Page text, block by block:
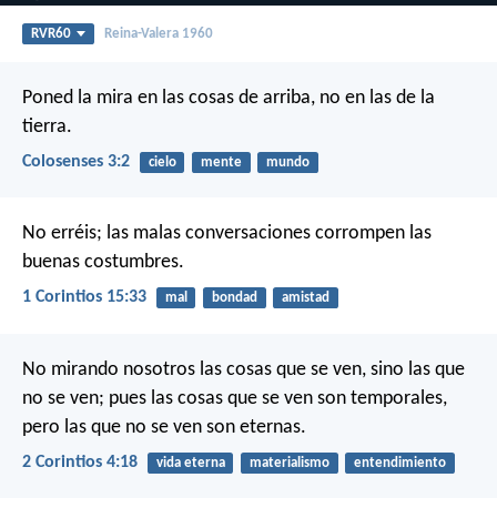
RVR60 Reina-Valera 1960
Poned la mira en las cosas de arriba, no en las de la
tierra.
Colosenses 3:2 cielo mente mundo
No erréis; las malas conversaciones corrompen las
buenas costumbres.
1 Corintios 15:33 mal bondad amistad
No mirando nosotros las cosas que se ven, sino las que
no se ven; pues las cosas que se ven son temporales,
pero las que no se ven son eternas.
2 Corintios 4:18 vida eterna materialismo entendimiento